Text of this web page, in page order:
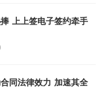
上上签电子签约牵手
同法律效力 加速其全